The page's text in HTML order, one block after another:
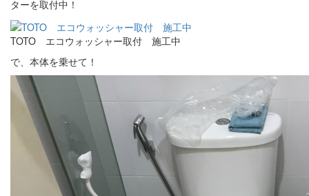
ターを取付中！
TOTO エコウォッシャー取付 施工中
で、本体を乗せて！